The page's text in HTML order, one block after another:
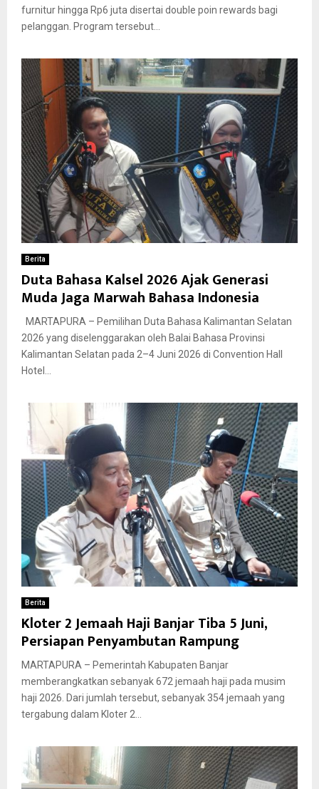
furnitur hingga Rp6 juta disertai double poin rewards bagi
pelanggan. Program tersebut...
Berita
Duta Bahasa Kalsel 2026 Ajak Generasi
Muda Jaga Marwah Bahasa Indonesia
MARTAPURA – Pemilihan Duta Bahasa Kalimantan Selatan
2026 yang diselenggarakan oleh Balai Bahasa Provinsi
Kalimantan Selatan pada 2–4 Juni 2026 di Convention Hall
Hotel...
Berita
Kloter 2 Jemaah Haji Banjar Tiba 5 Juni,
Persiapan Penyambutan Rampung
MARTAPURA – Pemerintah Kabupaten Banjar
memberangkatkan sebanyak 672 jemaah haji pada musim
haji 2026. Dari jumlah tersebut, sebanyak 354 jemaah yang
tergabung dalam Kloter 2...